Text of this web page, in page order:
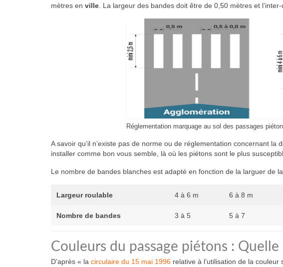
mètres en ville . La largeur des bandes doit être de 0,50 mètres et
Réglementation marquage au sol des passages
A savoir qu’il n’existe pas de norme ou de réglementation concernant
installer comme bon vous semble, là où les piétons sont le plus
Le nombre de bandes blanches est adapté en fonction de la larguer de
Largeur roulable 4 à 6 m 6 à 8 m
Nombre de bandes 3 à 5 5 à 7
Couleurs du passage piétons :
D’après « la circulaire du 15 mai 1996 relative à l’utilisation de la couleur